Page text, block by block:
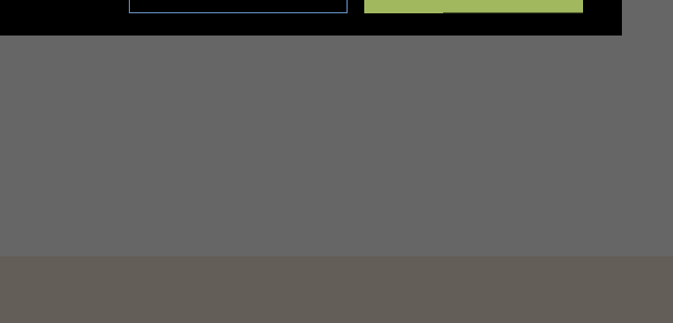
trapper/trin imellem forskellige niveauer,